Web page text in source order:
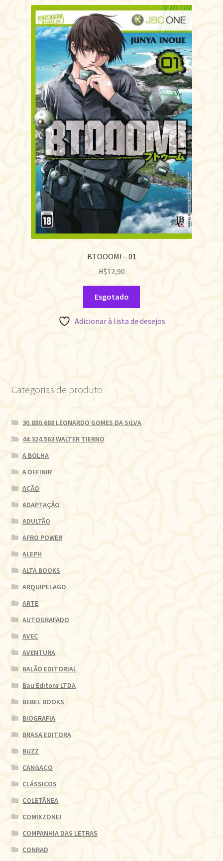
BTOOOM! – 01
R$12,90
Esgotado
Adicionar à lista de desejos
Categorias de produto
30.880.688 LEONARDO GOMES DA SILVA
44.324.563 WALTER TIERNO
A BOLHA
A DEFINIR
AÇÃO
ADAPTAÇÃO
ADULTÃO
AFRO POWER
ALEPH
ALTA BOOKS
ARQUIPELAGO
ARTE
AUTOGRAFADO
AVEC
AVENTURA
BALÃO EDITORIAL
Bau Editora LTDA
BEBEL BOOKS
BIOGRAFIA
BRASA EDITORA
BUZZ
CANGAÇO
CLÁSSICOS
COLETÂNEA
COMIXZONE!
COMPANHIA DAS LETRAS
CONRAD